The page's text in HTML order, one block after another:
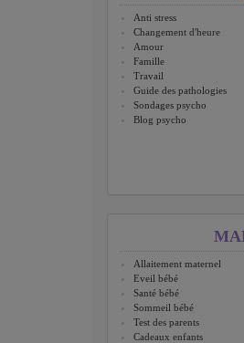
Anti stress
Changement d'heure
Amour
Famille
Travail
Guide des pathologies
Sondages psycho
Blog psycho
Allaitement maternel
Eveil bébé
Santé bébé
Sommeil bébé
Test des parents
Cadeaux enfants